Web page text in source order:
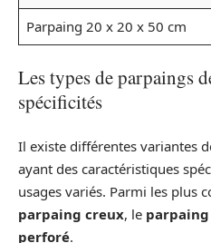
Parpaing 20 x 20 x 50 cm
Les types de parpaings
spécificités
Il existe différentes variantes
ayant des caractéristiques
usages variés. Parmi les plus
parpaing creux, le
perforé.